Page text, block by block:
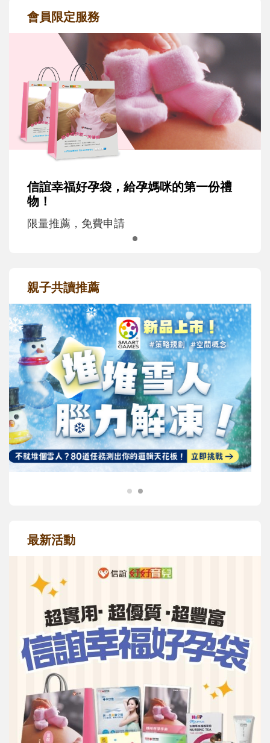
會員限定服務
信誼幸福好孕袋，給孕媽咪的第一份禮
物！
限量推薦，免費申請
親子共讀推薦
最新活動